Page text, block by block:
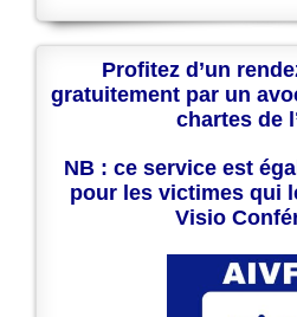
Profitez d’un
gratuitement par un
chartes de
NB : ce service est
pour les victimes qui
Visio